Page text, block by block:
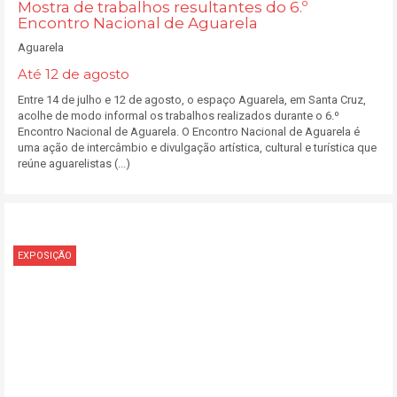
Mostra de trabalhos resultantes do 6.º
Encontro Nacional de Aguarela
Aguarela
Até 12 de agosto
Entre 14 de julho e 12 de agosto, o espaço Aguarela, em Santa Cruz,
acolhe de modo informal os trabalhos realizados durante o 6.º
Encontro Nacional de Aguarela. O Encontro Nacional de Aguarela é
uma ação de intercâmbio e divulgação artística, cultural e turística que
reúne aguarelistas (...)
EXPOSIÇÃO